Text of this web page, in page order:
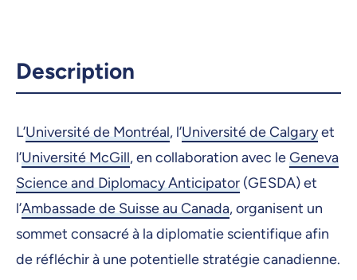
Description
L’Université de Montréal, l’Université de Calgaryet
l’Université McGill, en collaboration avec leGeneva
Science and Diplomacy Anticipator (GESDA) et
l’Ambassade de Suisse au Canada, organisent un
sommet consacré à la diplomatie scientifique afin
de réfléchir à une potentielle stratégie canadienne.